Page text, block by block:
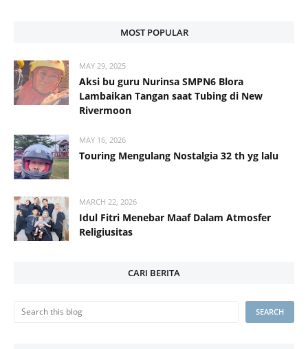
MOST POPULAR
MAY 29, 2025
Aksi bu guru Nurinsa SMPN6 Blora
Lambaikan Tangan saat Tubing di New
Rivermoon
MAY 16, 2026
Touring Mengulang Nostalgia 32 th yg lalu
MARCH 22, 2026
Idul Fitri Menebar Maaf Dalam Atmosfer
Religiusitas
CARI BERITA